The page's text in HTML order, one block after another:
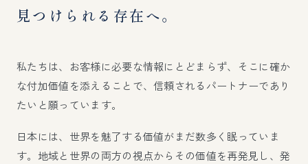
見つけられる存在へ。
私たちは、お客様に必要な情報にとどまらず、そこに確か
な付加価値を添えることで、信頼されるパートナーであり
たいと願っています。
日本には、世界を魅了する価値がまだ数多く眠っていま
す。地域と世界の両方の視点からその価値を再発見し、発